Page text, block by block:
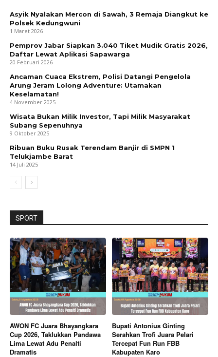
Asyik Nyalakan Mercon di Sawah, 3 Remaja Diangkut ke
Polsek Kedungwuni
1 Maret 2026
Pemprov Jabar Siapkan 3.040 Tiket Mudik Gratis 2026,
Daftar Lewat Aplikasi Sapawarga
20 Februari 2026
Ancaman Cuaca Ekstrem, Polisi Datangi Pengelola
Arung Jeram Lolong Adventure: Utamakan
Keselamatan!
4 November 2025
Wisata Bukan Milik Investor, Tapi Milik Masyarakat
Subang Sepenuhnya
9 Oktober 2025
Ribuan Buku Rusak Terendam Banjir di SMPN 1
Telukjambe Barat
14 Juli 2025
SPORT
AWON FC Juara Bhayangkara
Cup 2026, Taklukkan Pandawa
Lima Lewat Adu Penalti
Dramatis
Bupati Antonius Ginting
Serahkan Trofi Juara Pelari
Tercepat Fun Run FBB
Kabupaten Karo